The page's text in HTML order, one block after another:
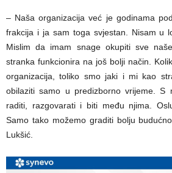
– Naša organizacija već je godinama
frakcija i ja sam toga svjestan. Nisam u
Mislim da imam snage okupiti sve
stranka funkcionira na još bolji način.
organizacija, toliko smo jaki i mi kao
obilaziti samo u predizborno vrijeme. S
raditi, razgovarati i biti među njima.
Samo tako možemo graditi bolju
Lukšić.